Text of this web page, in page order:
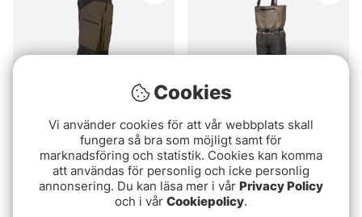
(1)5.0 utav 5 stjärnor
Westin Reel Flex
Trousers Beluga/Lichen
Betyg: (1)1.0 utav 5
Greys Tail Breathable
Stockingfoot
1519 kr
Cookies
Vi använder cookies för att vår webbplats skall
fungera så bra som möjligt samt för
marknadsföring och statistik. Cookies kan komma
att användas för personlig och icke personlig
annonsering. Du kan läsa mer i vår Privacy Policy
och i vår Cookiepolicy.